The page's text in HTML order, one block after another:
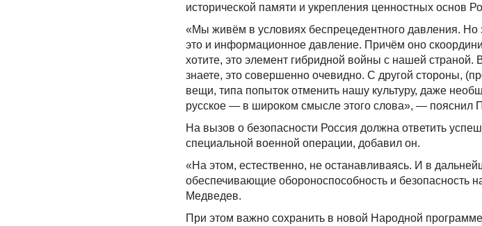
исторической памяти и укрепления ценностных основ
«Мы живём в условиях беспрецедентного давления. Но
это и информационное давление. Причём оно
хотите, это элемент гибридной войны с нашей страной.
знаете, это совершенно очевидно. С другой стороны,
вещи, типа попыток отменить нашу культуру, даже
русское — в широком смысле этого слова», — пояснил
На вызов о безопасности Россия должна ответить
специальной военной операции, добавил он.
«На этом, естественно, не останавливаясь. И в
обеспечивающие обороноспособность и безопасность
Медведев.
При этом важно сохранить в новой Народной